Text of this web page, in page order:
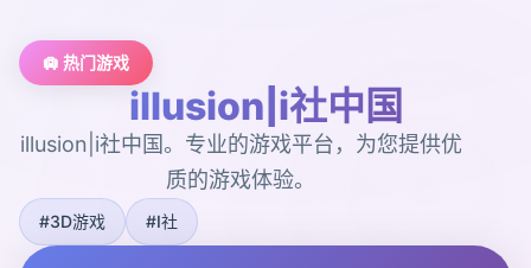
🛄 热门游戏
illusion|i社中国
illusion|i社中国。专业的游戏平台，为您提供优
质的游戏体验。
#3D游戏 #I社